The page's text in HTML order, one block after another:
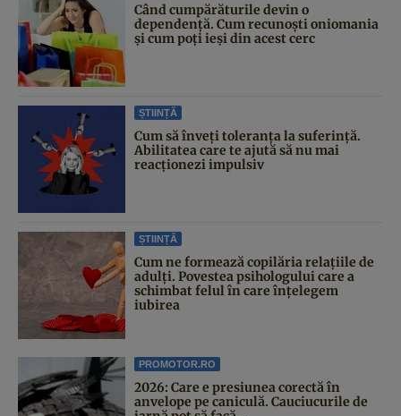
Când cumpărăturile devin o
dependență. Cum recunoști oniomania
și cum poți ieși din acest cerc
ȘTIINȚĂ
Cum să înveți toleranța la suferință.
Abilitatea care te ajută să nu mai
reacționezi impulsiv
ȘTIINȚĂ
Cum ne formează copilăria relațiile de
adulți. Povestea psihologului care a
schimbat felul în care înțelegem
iubirea
PROMOTOR.RO
2026: Care e presiunea corectă în
anvelope pe caniculă. Cauciucurile de